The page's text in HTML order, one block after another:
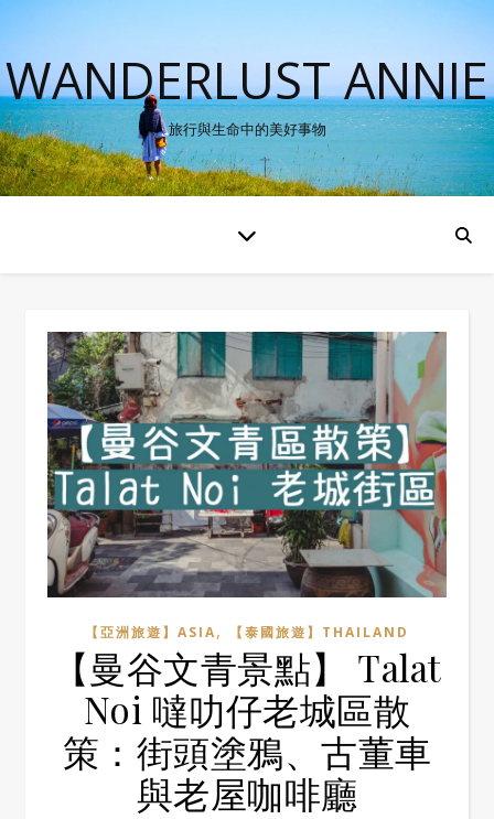
WANDERLUST ANNIE
旅行與生命中的美好事物
【亞洲旅遊】ASIA, 【泰國旅遊】THAILAND
【曼谷文青景點】 Talat
Noi 噠叻仔老城區散
策：街頭塗鴉、古董車
與老屋咖啡廳